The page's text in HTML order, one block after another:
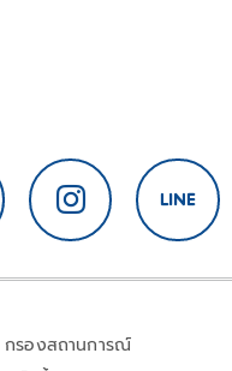
กรองสถานการณ์